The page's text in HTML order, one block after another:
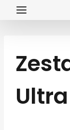
Przejdź
Ultra